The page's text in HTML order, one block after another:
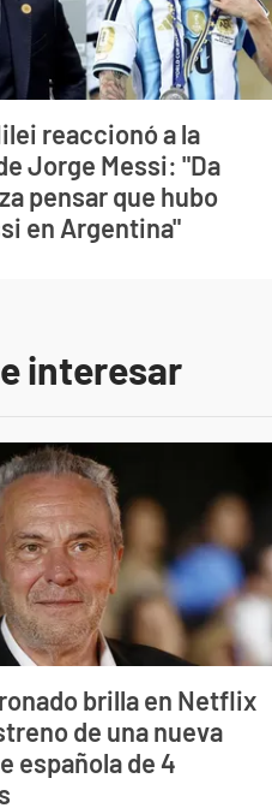
reaccionó a la
Jorge Messi: "Da
pensar que hubo
en Argentina"
interesar
brilla en Netflix
de una nueva
española de 4